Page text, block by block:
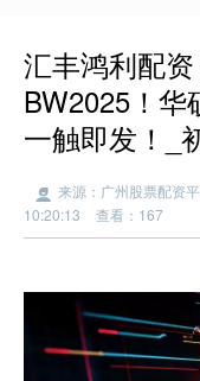
汇丰鸿利配
BW2025！华
一触即发！_
来源：广州股票配资
10:20:13
查看：167